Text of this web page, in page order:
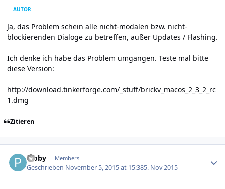
AUTOR
Ja, das Problem schein alle nicht-modalen bzw. nicht-
blockierenden Dialoge zu betreffen, außer Updates / Flashing.
Ich denke ich habe das Problem umgangen. Teste mal bitte
diese Version:
http://download.tinkerforge.com/_stuff/brickv_macos_2_3_2_rc
1.dmg
Zitieren
Ploby Members
Geschrieben November 5, 2015 at 15:385. Nov 2015